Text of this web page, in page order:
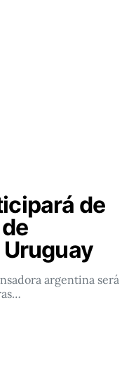
de
argentina será